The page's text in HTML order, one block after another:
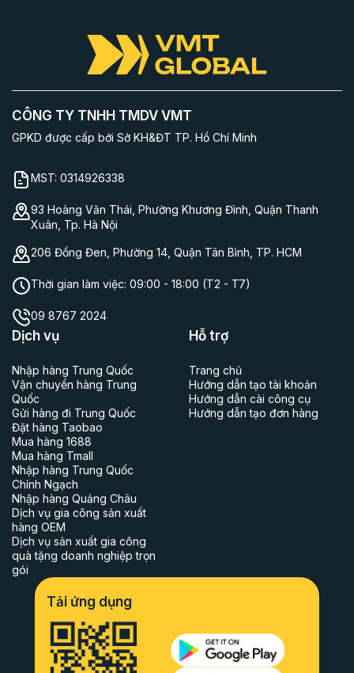
CÔNG TY TNHH TMDV VMT
GPKD được cấp bởi Sở KH&ĐT TP. Hồ Chí Minh
MST: 0314926338
93 Hoàng Văn Thái, Phường Khương Đình, Quận Thanh
Xuân, Tp. Hà Nội
206 Đồng Đen, Phường 14, Quận Tân Bình, TP. HCM
Thời gian làm việc: 09:00 - 18:00 (T2 - T7)
09 8767 2024
Dịch vụ
Nhập hàng Trung Quốc
Vận chuyển hàng Trung
Quốc
Gửi hàng đi Trung Quốc
Đặt hàng Taobao
Mua hàng 1688
Mua hàng Tmall
Nhập hàng Trung Quốc
Chính Ngạch
Nhập hàng Quảng Châu
Dịch vụ gia công sản xuất
hàng OEM
Dịch vụ sản xuất gia công
quà tặng doanh nghiệp trọn
gói
Hỗ trợ
Trang chủ
Hướng dẫn tạo tài khoản
Hướng dẫn cài công cụ
Hướng dẫn tạo đơn hàng
Tải ứng dụng